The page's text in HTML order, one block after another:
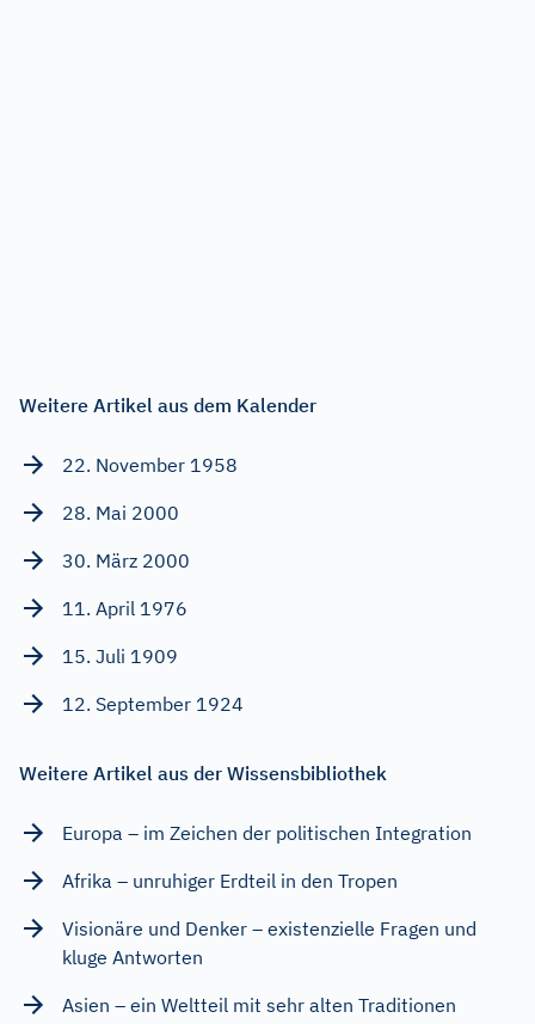
Weitere Artikel aus dem Kalender
22. November 1958
28. Mai 2000
30. März 2000
11. April 1976
15. Juli 1909
12. September 1924
Weitere Artikel aus der Wissensbibliothek
Europa – im Zeichen der politischen Integration
Afrika – unruhiger Erdteil in den Tropen
Visionäre und Denker – existenzielle Fragen und
kluge Antworten
Asien – ein Weltteil mit sehr alten Traditionen